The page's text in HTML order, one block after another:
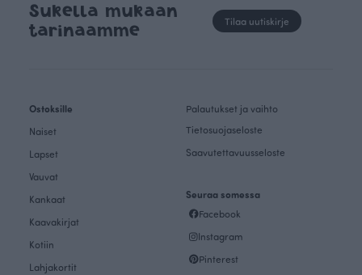
Sukella mukaan
tarinaamme
Tilaa uutiskirje
Ostoksille
Naiset
Lapset
Vauvat
Kankaat
Kaavakirjat
Kotiin
Lahjakortit
Palautukset ja vaihto
Tietosuojaseloste
Saavutettavuusseloste
Seuraa somessa
Facebook
Instagram
Pinterest